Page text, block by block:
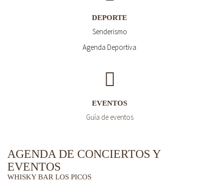
DEPORTE
Senderismo
Agenda Deportiva
EVENTOS
Guía de eventos
AGENDA DE CONCIERTOS Y
EVENTOS
WHISKY BAR LOS PICOS